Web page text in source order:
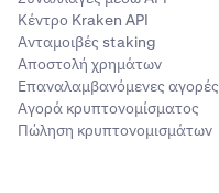
Κέντρο Kraken API
Ανταμοιβές staking
Αποστολή χρημάτων
Επαναλαμβανόμενες αγορές
Αγορά κρυπτονομίσματος
Πώληση κρυπτονομισμάτων